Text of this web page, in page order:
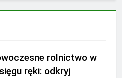
rolnictwo w
ręki: odkryj